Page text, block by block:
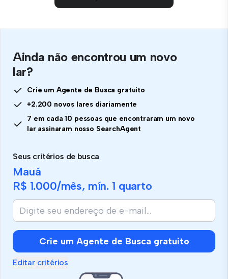
Ainda não encontrou um novo
lar?
Crie um Agente de Busca gratuito
+2.200 novos lares diariamente
7 em cada 10 pessoas que encontraram um novo
lar assinaram nosso SearchAgent
Seus critérios de busca
Mauá
R$ 1.000/mês, mín. 1 quarto
Crie um Agente de Busca gratuito
Editar critérios